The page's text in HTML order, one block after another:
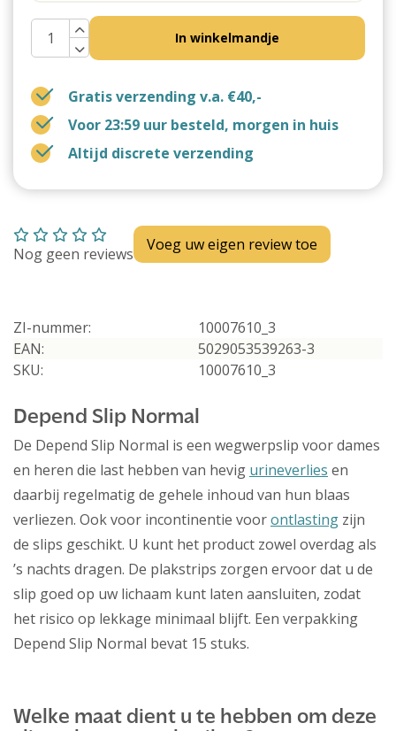
In winkelmandje
Gratis verzending v.a. €40,-
Voor 23:59 uur besteld, morgen in huis
Altijd discrete verzending
Nog geen reviews Voeg uw eigen review toe
ZI-nummer:
10007610_3
EAN:
5029053539263-3
SKU:
10007610_3
Depend Slip Normal
De Depend Slip Normal is een wegwerpslip voor dames
en heren die last hebben van hevig urineverlies en
daarbij regelmatig de gehele inhoud van hun blaas
verliezen. Ook voor incontinentie voorontlasting zijn
de slips geschikt. U kunt het product zowel overdag als
’s nachts dragen. De plakstrips zorgen ervoor dat u de
slip goed op uw lichaam kunt laten aansluiten, zodat
het risico op lekkage minimaal blijft. Een verpakking
Depend Slip Normal bevat 15 stuks.
Welke maat dient u te hebben om deze